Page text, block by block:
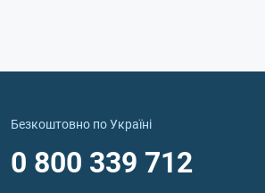
Безкоштовно по Україні
0 800 339 712